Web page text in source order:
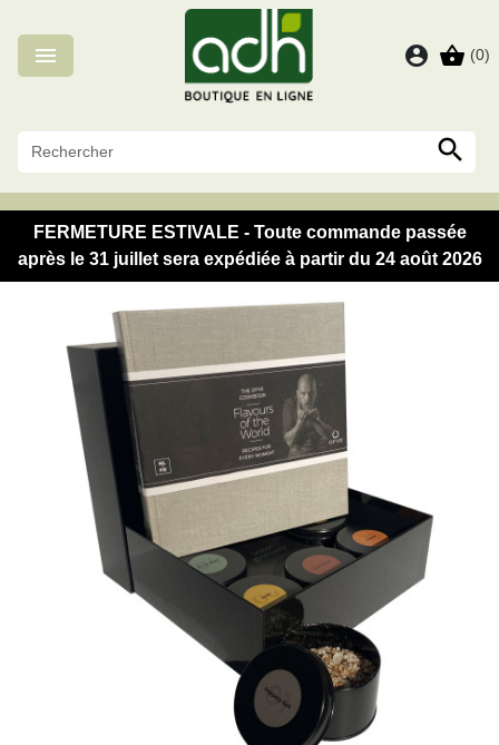
 account_circle shopping_basket (0)

FERMETURE ESTIVALE - Toute commande passée
après le 31 juillet sera expédiée à partir du 24 août 2026
Panneau de gestion des cookies